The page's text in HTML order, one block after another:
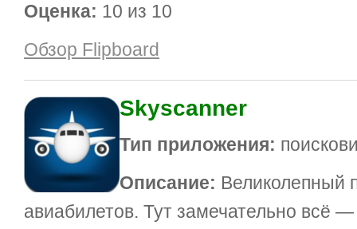
Оценка: 10 из 10
Обзор Flipboard
Skyscanner
Тип приложения:
Описание: Великолепный
авиабилетов. Тут замечательно всё